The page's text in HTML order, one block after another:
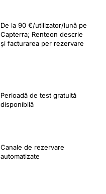
De la 90 €/utilizator/lună pe
Capterra; Renteon descrie
și facturarea per rezervare
Perioadă de test gratuită
disponibilă
Canale de rezervare
automatizate